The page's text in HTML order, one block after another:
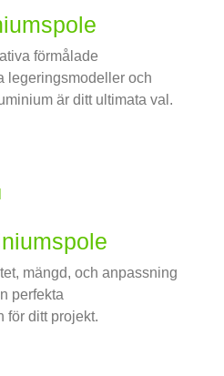
förmålade
legeringsmodeller och
är ditt ultimata val.
mängd, och anpassning
perfekta
för ditt projekt.